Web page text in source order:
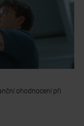
ohodnocení při